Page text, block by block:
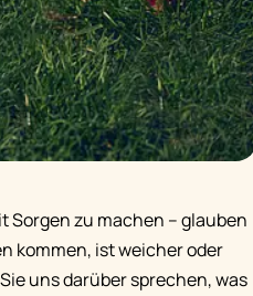
Sorgen zu machen – glauben
kommen, ist weicher oder
uns darüber sprechen, was